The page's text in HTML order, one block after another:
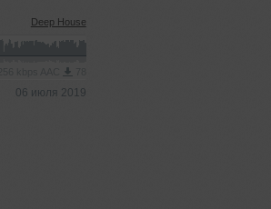
Deep House
06 июля 2019